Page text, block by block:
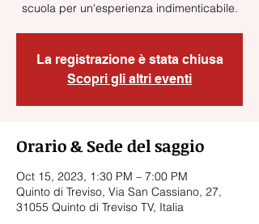
scuola per un'esperienza indimenticabile.
La registrazione è stata chiusa
Scopri gli altri eventi
Orario & Sede del saggio
Oct 15, 2023, 1:30 PM – 7:00 PM
Quinto di Treviso, Via San Cassiano, 27,
31055 Quinto di Treviso TV, Italia